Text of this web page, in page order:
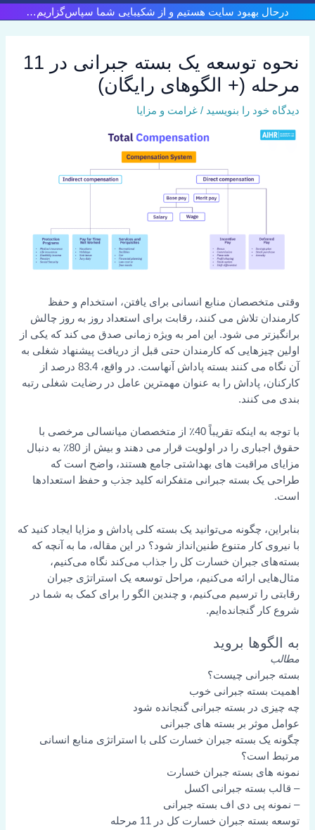
پرش
به
درحال بهبود سایت هستیم و از شکیبایی شما سپاس‌گزاریم…
نحوه توسعه یک بسته جبرانی در 11
مرحله (+ الگوهای رایگان)
دیدگاه‌ خود را بنویسید /غرامت و مزایا
وقتی متخصصان منابع انسانی برای یافتن، استخدام و حفظ
کارمندان تلاش می کنند، رقابت برای استعداد روز به روز چالش
برانگیزتر می شود. این امر به ویژه زمانی صدق می کند که یکی از
اولین چیزهایی که کارمندان حتی قبل از دریافت پیشنهاد شغلی به
آن نگاه می کنند بسته پاداش آنهاست. در واقع، 83.4 درصد از
کارکنان، پاداش را به عنوان مهمترین عامل در رضایت شغلی رتبه
بندی می کنند.
با توجه به اینکه تقریباً 40٪ از متخصصان میانسالی مرخصی با
حقوق اجباری را در اولویت قرار می دهند و بیش از 80٪ به دنبال
مزایای مراقبت های بهداشتی جامع هستند، واضح است که
طراحی یک بسته جبرانی متفکرانه کلید جذب و حفظ استعدادها
است.
بنابراین، چگونه می‌توانید یک بسته کلی پاداش و مزایا ایجاد کنید که
با نیروی کار متنوع طنین‌انداز شود؟ در این مقاله، ما به آنچه که
بسته‌های جبران خسارت کل را جذاب می‌کند نگاه می‌کنیم،
مثال‌هایی ارائه می‌کنیم، مراحل توسعه یک استراتژی جبران
رقابتی را ترسیم می‌کنیم، و چندین الگو را برای کمک به شما در
شروع کار گنجانده‌ایم.
به الگوها بروید
مطالب
بسته جبرانی چیست؟
اهمیت بسته جبرانی خوب
چه چیزی در بسته جبرانی گنجانده شود
عوامل موثر بر بسته های جبرانی
چگونه یک بسته جبران خسارت کلی با استراتژی منابع انسانی
مرتبط است؟
نمونه های بسته جبران خسارت
– قالب بسته جبرانی اکسل
– نمونه پی دی اف بسته جبرانی
توسعه بسته جبران خسارت کل در 11 مرحله